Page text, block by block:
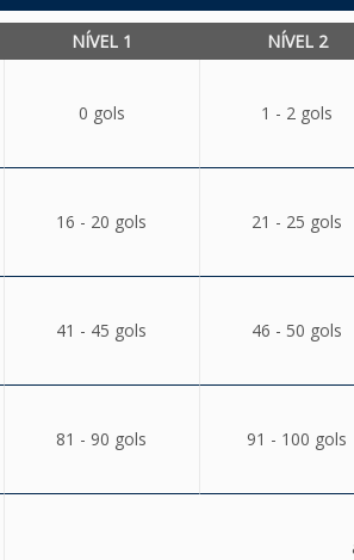
NÍVEL 1 NÍVEL 2
0 gols 1 - 2 gols
16 - 20 gols 21 - 25 gols
41 - 45 gols 46 - 50 gols
81 - 90 gols 91 - 100 gols